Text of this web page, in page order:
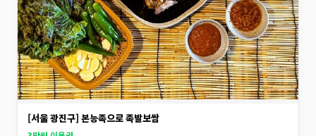
[서울 광진구] 본능족으로 족발보쌈